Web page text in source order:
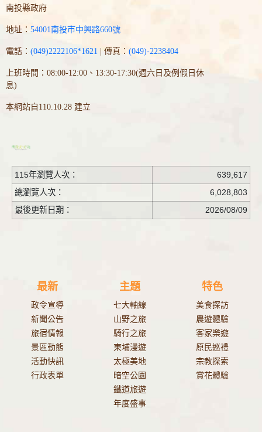
南投縣政府
地址： 54001南投市中興路660號
電話： (049)2222106*1621 | 傳真： (049)-2238404
上班時間：08:00-12:00、13:30-17:30(週六日及例假日休
息)
本網站自110.10.28 建立
115年瀏覽人次：
639,617
總瀏覽人次：
6,028,803
最後更新日期：
2026/08/09
最新
政令宣導
新聞公告
旅宿情報
景區動態
活動快訊
行政表單
主題
七大軸線
山野之旅
騎行之旅
東埔漫遊
太極美地
暗空公園
鐵道旅遊
年度盛事
特色
美食探訪
農遊體驗
客家樂遊
原民巡禮
宗教探索
賞花體驗